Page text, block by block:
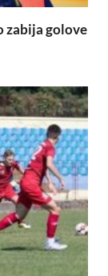
zabija golove